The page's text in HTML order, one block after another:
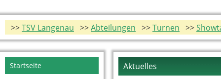
>>TSV Langenau >>Abteilungen >>Turnen >>
Aktuelles
Navigation
überspringen
Startseite